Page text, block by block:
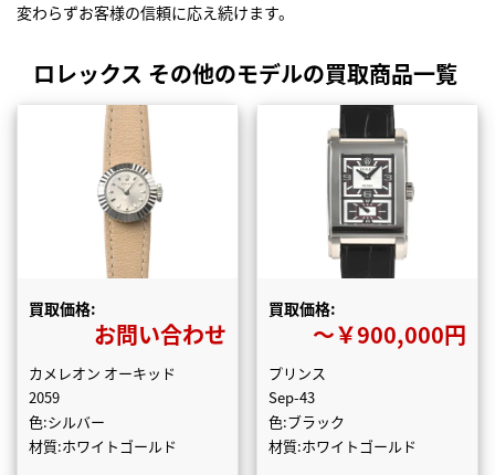
変わらずお客様の信頼に応え続けます。
ロレックス その他のモデルの買取商品一覧
買取価格:
お問い合わせ
カメレオン オーキッド
2059
色:シルバー
材質:ホワイトゴールド
買取価格:
〜￥900,000円
プリンス
Sep-43
色:ブラック
材質:ホワイトゴールド